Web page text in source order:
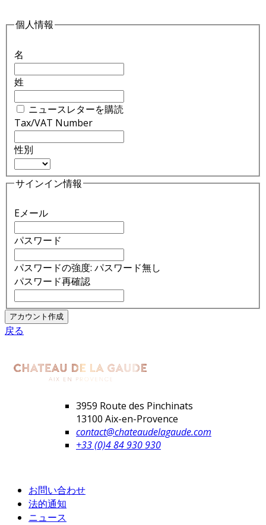
個人情報
名
姓
ニュースレターを購読
Tax/VAT Number
性別
サインイン情報
Eメール
パスワード
パスワードの強度: パスワード無し
パスワード再確認
アカウント作成
戻る
3959 Route des Pinchinats
13100 Aix-en-Provence
contact@chateaudelagaude.com
+33 (0)4 84 930 930
お問い合わせ
法的通知
ニュース